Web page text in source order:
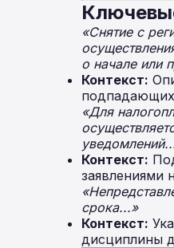
«Снятие с
о начале или
Контекст:
«Для
Контекст:
заявлениями
срока...»
Контекст:
дисциплины